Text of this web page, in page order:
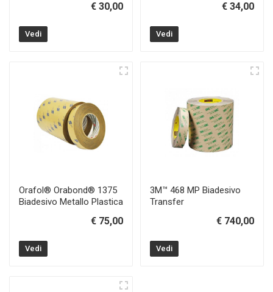
€ 30,00
Vedi
€ 34,00
Vedi
Orafol® Orabond® 1375
Biadesivo Metallo Plastica
€ 75,00
Vedi
3M™ 468 MP Biadesivo
Transfer
€ 740,00
Vedi